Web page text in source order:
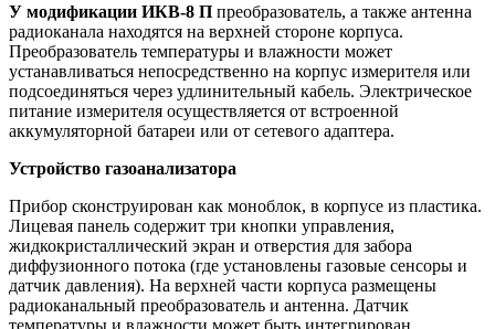
У модификации ИКВ-8 П преобразователь, а также антенна
радиоканала находятся на верхней стороне корпуса.
Преобразователь температуры и влажности может
устанавливаться непосредственно на корпус измерителя или
подсоединяться через удлинительный кабель. Электрическое
питание измерителя осуществляется от встроенной
аккумуляторной батареи или от сетевого адаптера.
Устройство газоанализатора
Прибор сконструирован как моноблок, в корпусе из пластика.
Лицевая панель содержит три кнопки управления,
жидкокристаллический экран и отверстия для забора
диффузионного потока (где установлены газовые сенсоры и
датчик давления). На верхней части корпуса размещены
радиоканальный преобразователь и антенна. Датчик
температуры и влажности может быть интегрирован